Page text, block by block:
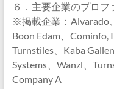
６．主要企業のプロフ
※掲載企業：Alvarado
Boon Edam、Cominfo,
Turnstiles、Kaba
Systems、Wanzl、
Company A